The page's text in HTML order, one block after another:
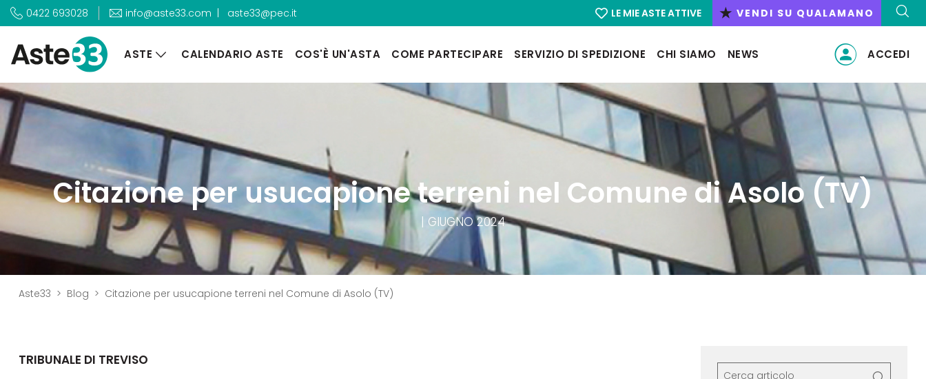
0422 693028 info@aste33.com | aste33@pec.it LE MIE ASTE ATTIVE ★ VENDI SU QUALAMANO
ASTE CALENDARIO ASTE COS'È UN'ASTA COME PARTECIPARE SERVIZIO DI SPEDIZIONE CHI SIAMO NEWS ACCEDI
Citazione per usucapione terreni nel Comune di Asolo (TV)
| GIUGNO 2024
Aste33 Blog Citazione per usucapione terreni nel Comune di Asolo (TV)
TRIBUNALE DI TREVISO